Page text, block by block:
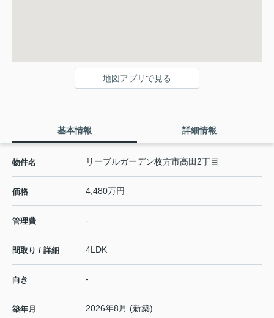
地図アプリで見る
基本情報 詳細情報
物件名 リーブルガーデン枚方市高田2丁目
価格 4,480万円
管理費 -
間取り / 詳細 4LDK
向き -
築年月 2026年8月 (新築)